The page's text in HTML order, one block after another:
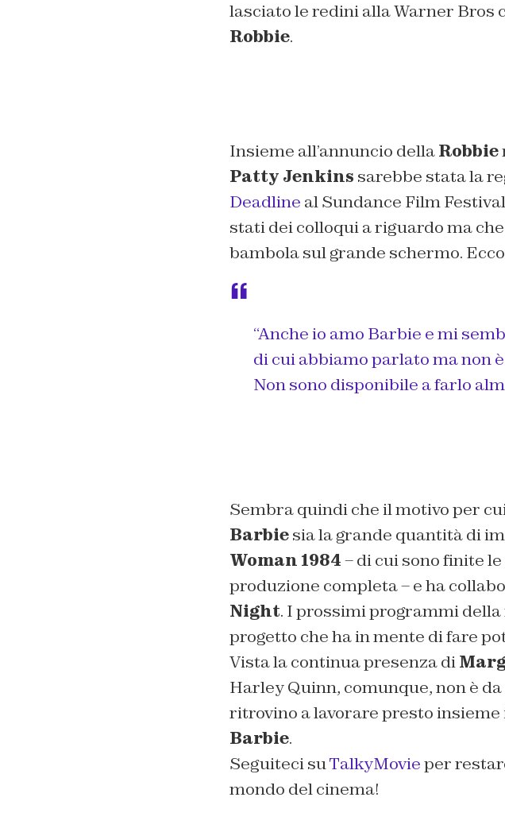
lasciato le redini alla Warner Bros
Robbie.
Insieme all’annuncio dellaRobbie
Patty Jenkins sarebbe stata la
Deadline al Sundance Film
stati dei colloqui a riguardo ma
bambola sul grande schermo.
“Anche io amo Barbie e mi
di cui abbiamo parlato ma non
Non sono disponibile a farlo
Sembra quindi che il motivo per
Barbiesia la grande quantità di
Woman 1984– di cui sono finite
produzione completa – e ha
Night. I prossimi programmi
progetto che ha in mente di fare
Vista la continua presenza di
Harley Quinn, comunque, non è
ritrovino a lavorare presto insieme
Barbie.
Seguiteci suTalkyMovieper
mondo del cinema!